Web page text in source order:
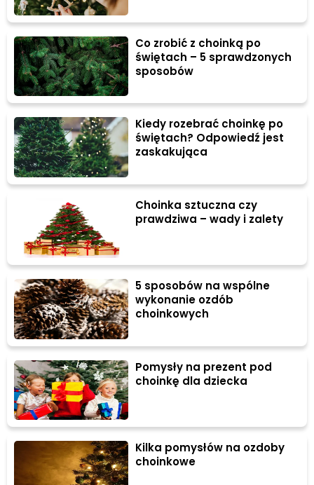
Co zrobić z choinką po
świętach – 5 sprawdzonych
sposobów
Kiedy rozebrać choinkę po
świętach? Odpowiedź jest
zaskakująca
Choinka sztuczna czy
prawdziwa – wady i zalety
5 sposobów na wspólne
wykonanie ozdób
choinkowych
Pomysły na prezent pod
choinkę dla dziecka
Kilka pomysłów na ozdoby
choinkowe